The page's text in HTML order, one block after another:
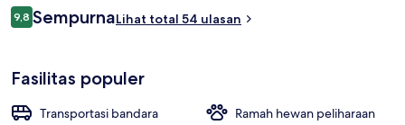
Ulasan
9,89,8 dari 10
SempurnaLihat total 54 ulasan
Fasilitas populer
Transportasi bandara
Ramah hewan peliharaan